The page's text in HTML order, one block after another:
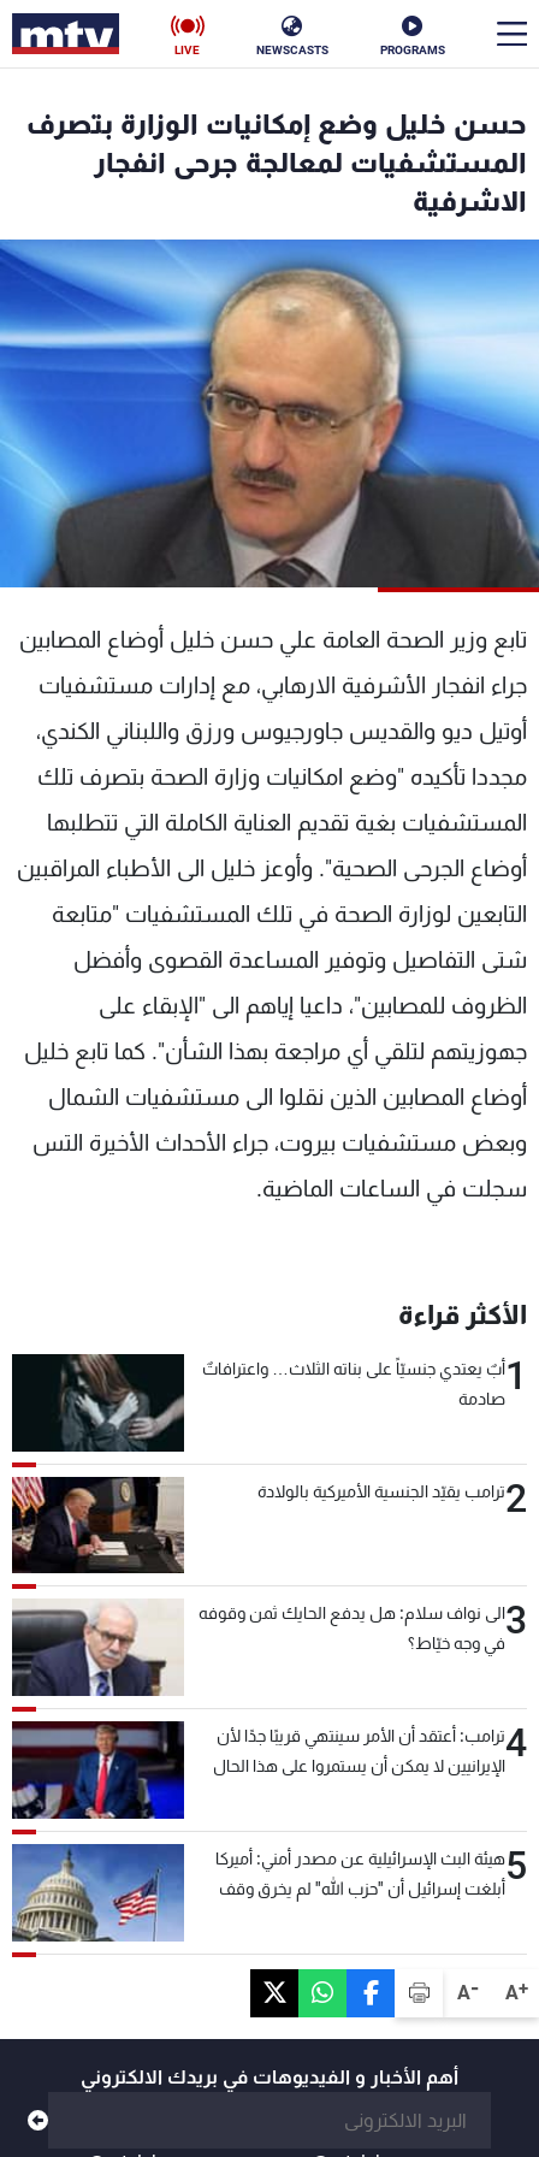
PROGRAMS
NEWSCASTS
LIVE
A+
A-
حسن خليل وضع إمكانيات الوزارة بتصرف
المستشفيات لمعالجة جرحى انفجار
الاشرفية
تابع وزير الصحة العامة علي حسن خليل أوضاع المصابين
جراء انفجار الأشرفية الارهابي، مع إدارات مستشفيات
أوتيل ديو والقديس جاورجيوس ورزق واللبناني الكندي،
مجددا تأكيده "وضع امكانيات وزارة الصحة بتصرف تلك
المستشفيات بغية تقديم العناية الكاملة التي تتطلبها
أوضاع الجرحى الصحية". وأوعز خليل الى الأطباء المراقبين
التابعين لوزارة الصحة في تلك المستشفيات "متابعة
شتى التفاصيل وتوفير المساعدة القصوى وأفضل
الظروف للمصابين"، داعيا إياهم الى "الإبقاء على
جهوزيتهم لتلقي أي مراجعة بهذا الشأن". كما تابع خليل
أوضاع المصابين الذين نقلوا الى مستشفيات الشمال
وبعض مستشفيات بيروت، جراء الأحداث الأخيرة التس
سجلت في الساعات الماضية.
الأكثر قراءة
1أبٌ يعتدي جنسيّاً على بناته الثلاث… واعترافاتٌ
صادمة
2ترامب يقيّد الجنسية الأميركية بالولادة
3الى نواف سلام: هل يدفع الحايك ثمن وقوفه
في وجه خيّاط؟
4ترامب: أعتقد أن الأمر سينتهي قريبًا جدًا لأن
الإيرانيين لا يمكن أن يستمروا على هذا الحال
5هيئة البث الإسرائيلية عن مصدر أمني: أميركا
أبلغت إسرائيل أن "حزب الله" لم يخرق وقف
أهم الأخبار و الفيديوهات في بريدك الالكتروني
الأخبار
سياسة
إقتصاد فن
منوعات رياضة
كأس العالم
البرامج
جدول البرامج
الترددات
عن MTV
الإنـتـاج
لاعلاناتكم
وظائف
تواصل معنا
شروط الإسـتخدام